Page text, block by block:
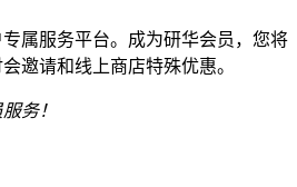
专属服务平台。成为研华会员，您将
邀请和线上商店特殊优惠。
务！